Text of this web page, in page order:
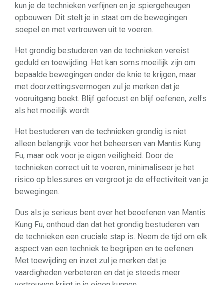
kun je de technieken verfijnen en je spiergeheugen
opbouwen. Dit stelt je in staat om de bewegingen
soepel en met vertrouwen uit te voeren.
Het grondig bestuderen van de technieken vereist
geduld en toewijding. Het kan soms moeilijk zijn om
bepaalde bewegingen onder de knie te krijgen, maar
met doorzettingsvermogen zul je merken dat je
vooruitgang boekt. Blijf gefocust en blijf oefenen, zelfs
als het moeilijk wordt.
Het bestuderen van de technieken grondig is niet
alleen belangrijk voor het beheersen van Mantis Kung
Fu, maar ook voor je eigen veiligheid. Door de
technieken correct uit te voeren, minimaliseer je het
risico op blessures en vergroot je de effectiviteit van je
bewegingen.
Dus als je serieus bent over het beoefenen van Mantis
Kung Fu, onthoud dan dat het grondig bestuderen van
de technieken een cruciale stap is. Neem de tijd om elk
aspect van een techniek te begrijpen en te oefenen.
Met toewijding en inzet zul je merken dat je
vaardigheden verbeteren en dat je steeds meer